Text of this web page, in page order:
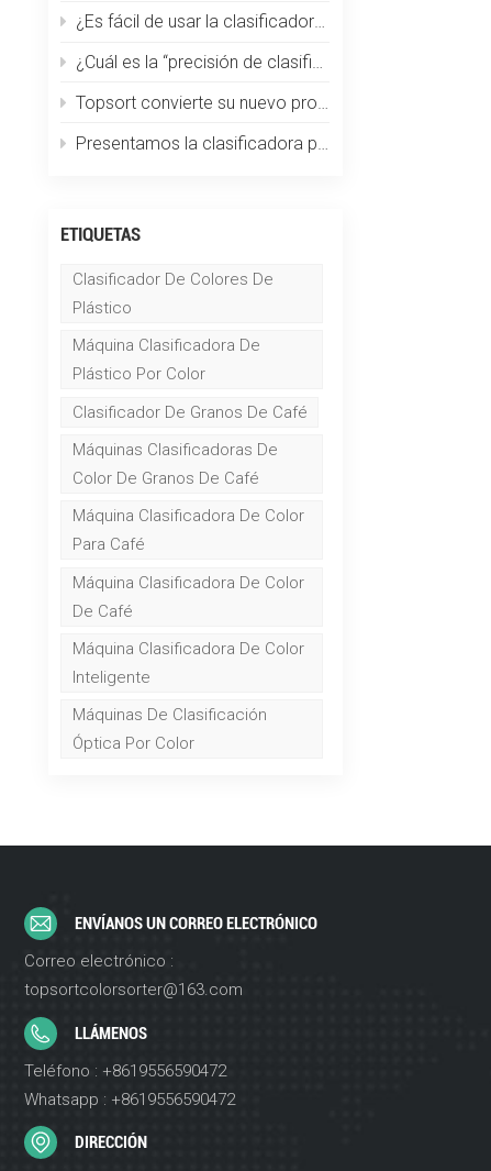
¿Es fácil de usar la clasificadora de café por color? ¿Requiere capacitación especializada?
¿Cuál es la “precisión de clasificación” de una máquina clasificadora óptica de color?
Topsort convierte su nuevo producto en el clasificador de color más pequeño del mundo
Presentamos la clasificadora por color de trigo Topsort: una revolución en la tecnología de clasificación de granos
ETIQUETAS
Clasificador De Colores De
Plástico
Máquina Clasificadora De
Plástico Por Color
Clasificador De Granos De Café
Máquinas Clasificadoras De
Color De Granos De Café
Máquina Clasificadora De Color
Para Café
Máquina Clasificadora De Color
De Café
Máquina Clasificadora De Color
Inteligente
Máquinas De Clasificación
Óptica Por Color
ENVÍANOS UN CORREO ELECTRÓNICO
Correo electrónico :
topsortcolorsorter@163.com
LLÁMENOS
Teléfono : +8619556590472
Whatsapp : +8619556590472
DIRECCIÓN